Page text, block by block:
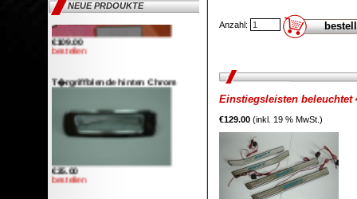
NEUE PRDOUKTE
€109.00
bestellen
T�rgriffblende hinten Chrom
€35.00
bestellen
Anzahl:
Einstiegsleisten beleuchtet
€129.00 (inkl. 19 % MwSt.)